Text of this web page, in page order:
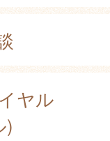
ヤル
)